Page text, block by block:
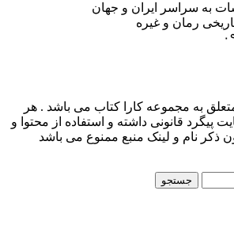
به سراسر ایران و جهان
رمان و غیره
به مجموعه کارا کتاب می باشد . هر
پیگرد قانونی داشته و استفاده از محتوا و
ذکر نام و لینک منبع ممنوع می باشد
جستجو